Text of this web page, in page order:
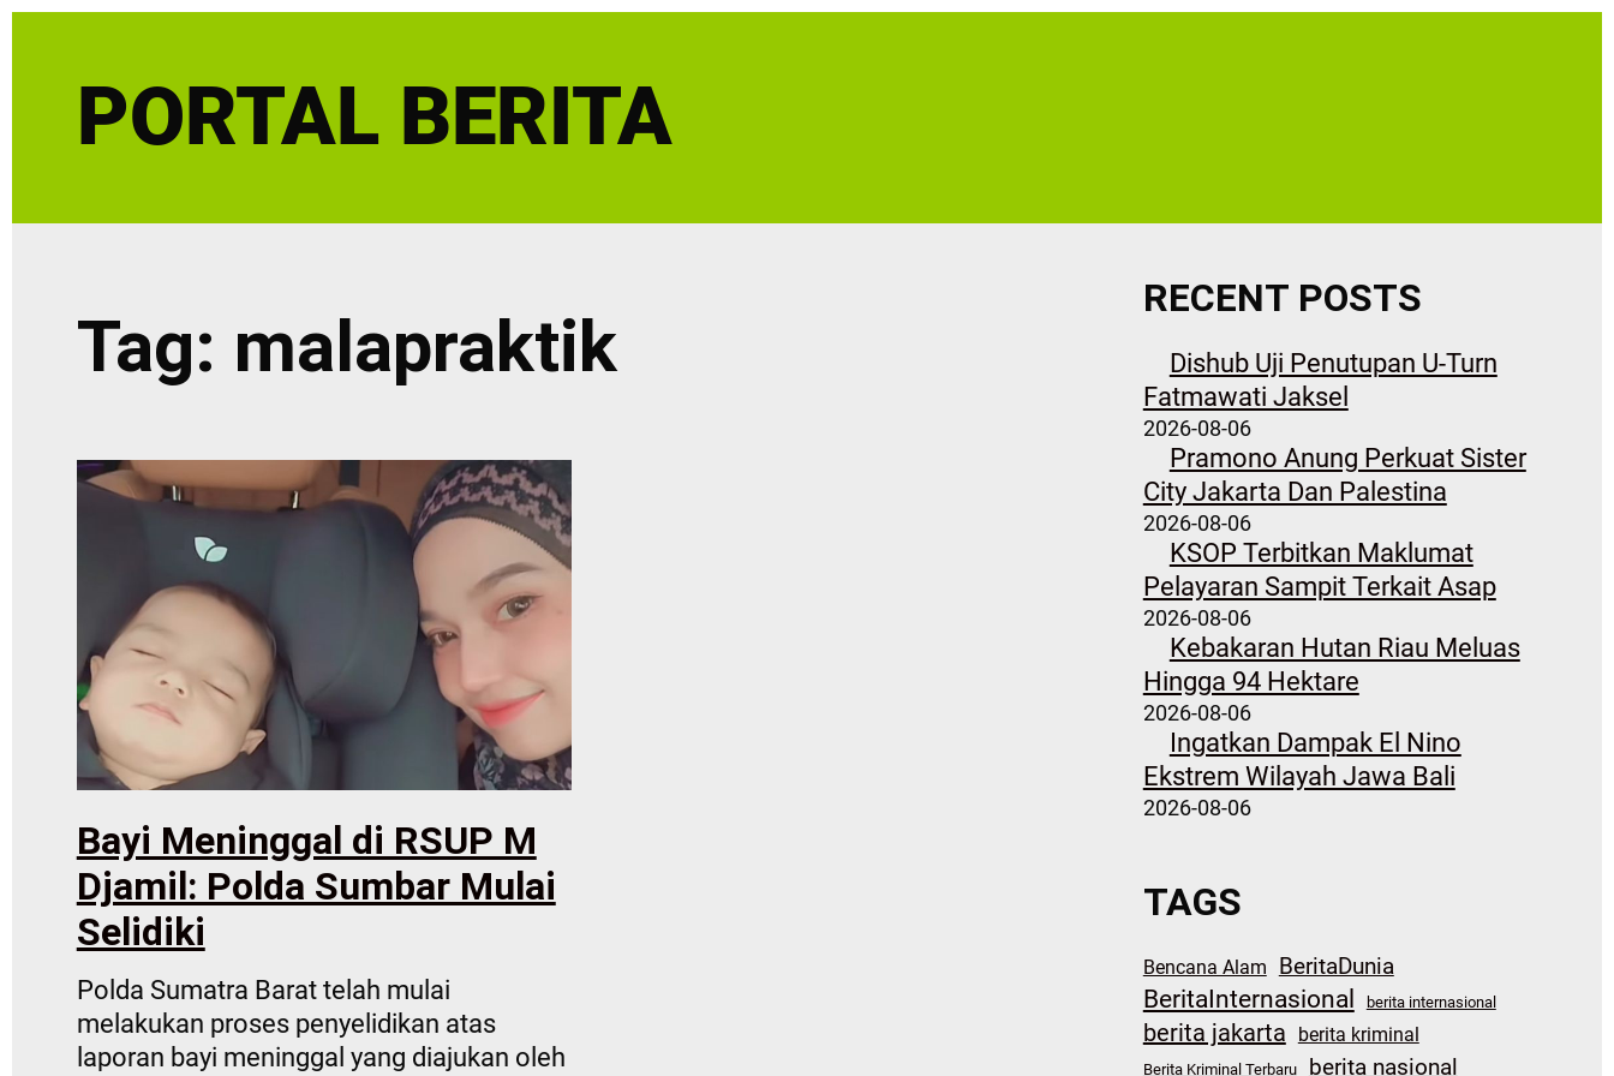
contentPORTAL BERITA
Tag: malapraktik
Bayi Meninggal di RSUP M
Djamil: Polda Sumbar Mulai
Selidiki
Polda Sumatra Barat telah mulai
melakukan proses penyelidikan atas
laporan bayi meninggal yang diajukan oleh
RECENT POSTS
Dishub Uji Penutupan U-Turn
Fatmawati Jaksel
2026-08-06
Pramono Anung Perkuat Sister
City Jakarta Dan Palestina
2026-08-06
KSOP Terbitkan Maklumat
Pelayaran Sampit Terkait Asap
2026-08-06
Kebakaran Hutan Riau Meluas
Hingga 94 Hektare
2026-08-06
Ingatkan Dampak El Nino
Ekstrem Wilayah Jawa Bali
2026-08-06
TAGS
Bencana Alam BeritaDunia
BeritaInternasional berita internasional
berita jakarta berita kriminal
Berita Kriminal Terbaru berita nasional